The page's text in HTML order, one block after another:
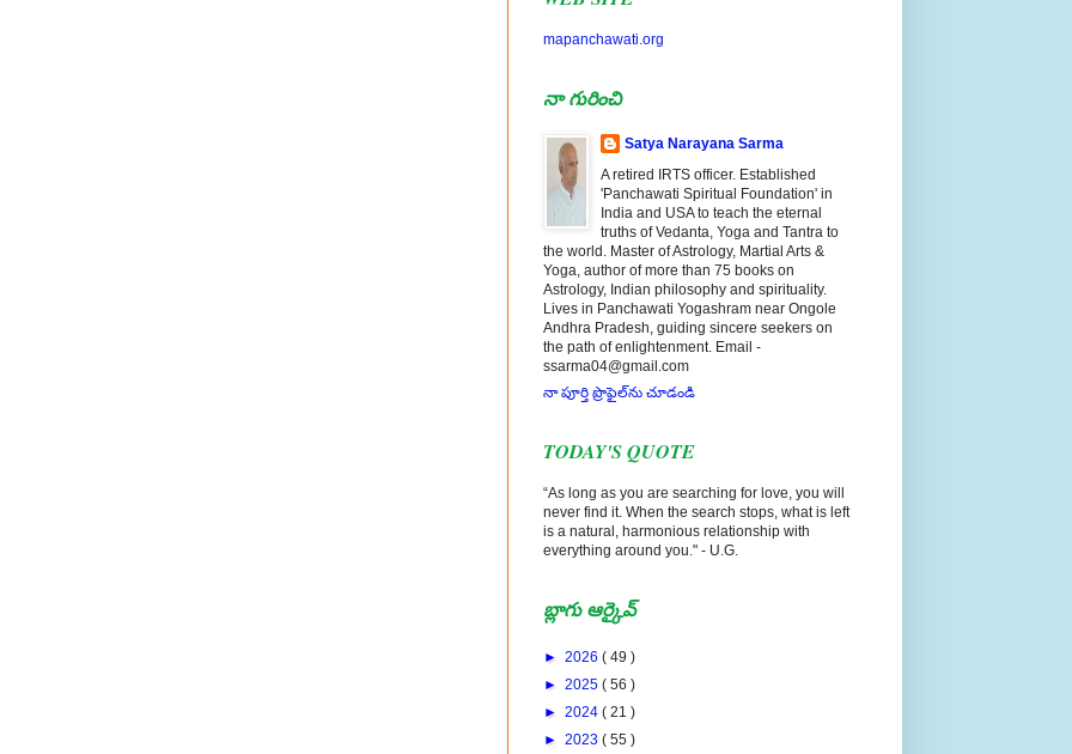
A retired IRTS officer. Established
'Panchawati Spiritual Foundation' in
India and USA to teach the eternal
truths of Vedanta, Yoga and Tantra to
the world. Master of Astrology, Martial Arts &
Yoga, author of more than 75 books on
Astrology, Indian philosophy and spirituality.
Lives in Panchawati Yogashram near Ongole
Andhra Pradesh, guiding sincere seekers on
the path of enlightenment. Email -
ssarma04@gmail.com
నా పూర్తి ప్రొఫైల్‌ను చూడండి
never find it. When the search stops, what is left
is a natural, harmonious relationship with
everything around you." - U.G.
► 2025 ( 56 )
► 2024 ( 21 )
► 2023 ( 55 )
► 2022 ( 148 )